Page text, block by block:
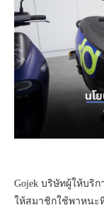
Gojek บริษัทผู้ให้บริ
ให้สมาชิกใช้พาหนะ